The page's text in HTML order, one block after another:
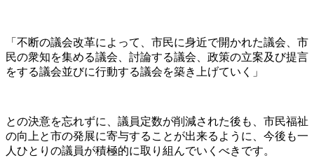
「不断の議会改革によって、市民に身近で開かれた議会、市
民の衆知を集める議会、討論する議会、政策の立案及び提言
をする議会並びに行動する議会を築き上げていく」
との決意を忘れずに、議員定数が削減された後も、市民福祉
の向上と市の発展に寄与することが出来るように、今後も一
人ひとりの議員が積極的に取り組んでいくべきです。